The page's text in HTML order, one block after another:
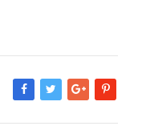
Share Tweet Google+Pinterest